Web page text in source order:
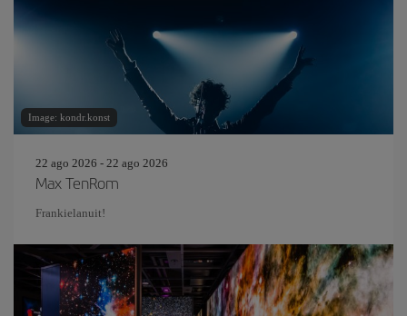
Image: kondr.konst
22 ago 2026 - 22 ago 2026
Max TenRom
Frankielanuit!